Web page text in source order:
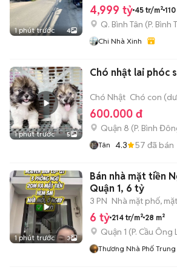
1 phút trước 4
4,999 tỷ 45 tr/m²
Q. Bình Tân (P. Bình
Chi Nhà Xinh
1 phút trước 5
Chó nhật lai phóc
Chó Nhật Chó con
600.000 đ
Quận 8 (P. Bình
Tân 4.3 57 đã bán
1 phút trước 3
Bán nhà mặt tiền
Quận 1, 6 tỷ
3 PN Nhà mặt phố,
6 tỷ 214 tr/m² 28 m²
Quận 1 (P. Cầu Ông
Thương Nhà Phố Trung